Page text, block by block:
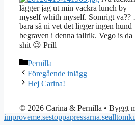
lägger jag ut min vackra lunch by
myself whith myself. Somrigt
bara så ni vet det ligger ingen hund
begraven i denna tallrik. Vego is da
shit 😉 Prill
Kategorier
Pernilla
Föregående inlägg
Hej Carina!
© 2026 Carina & Pernilla • Byggt
improveme.sestoppapressarna.se